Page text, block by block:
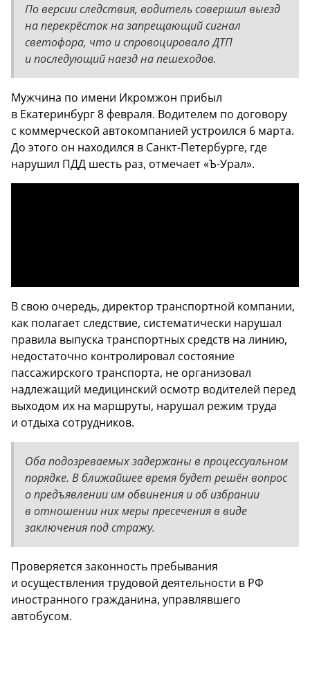
По версии следствия, водитель совершил выезд
на перекрёсток на запрещающий сигнал
светофора, что и спровоцировало ДТП
и последующий наезд на пешеходов.
Мужчина по имени Икромжон прибыл
в Екатеринбург 8 февраля. Водителем по договору
с коммерческой автокомпанией устроился 6 марта.
До этого он находился в Санкт-Петербурге, где
нарушил ПДД шесть раз, отмечает «Ъ-Урал».
В свою очередь, директор транспортной компании,
как полагает следствие, систематически нарушал
правила выпуска транспортных средств на линию,
недостаточно контролировал состояние
пассажирского транспорта, не организовал
надлежащий медицинский осмотр водителей перед
выходом их на маршруты, нарушал режим труда
и отдыха сотрудников.
Оба подозреваемых задержаны в процессуальном
порядке. В ближайшее время будет решён вопрос
о предъявлении им обвинения и об избрании
в отношении них меры пресечения в виде
заключения под стражу.
Проверяется законность пребывания
и осуществления трудовой деятельности в РФ
иностранного гражданина, управлявшего
автобусом.